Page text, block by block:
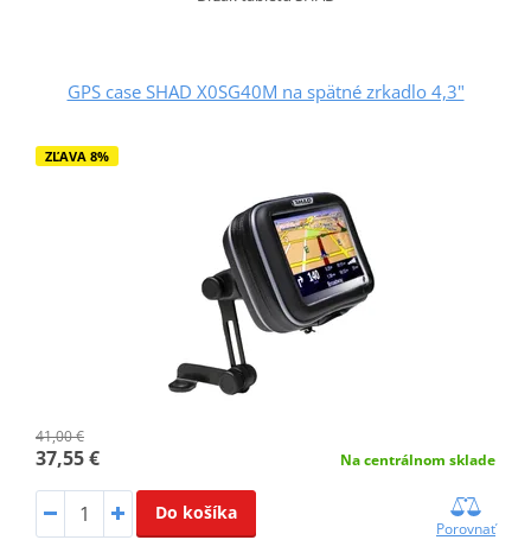
GPS case SHAD X0SG40M na spätné zrkadlo 4,3"
ZĽAVA 8%
41,00 €
37,55 € Na centrálnom sklade
Do košíka
Porovnať